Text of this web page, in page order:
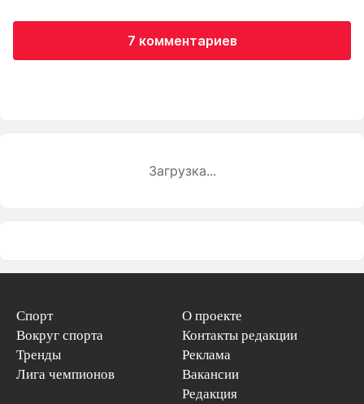
7 комментариев
Загрузка...
Спорт
Вокруг спорта
Тренды
Лига чемпионов
О проекте
Контакты редакции
Реклама
Вакансии
Редакция